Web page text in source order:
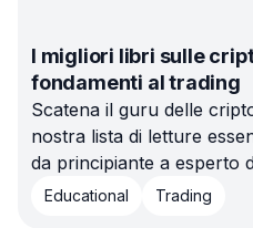
I migliori libri sulle
fondamenti al trading
Scatena il guru delle
nostra lista di letture
da principiante a esperto
Educational Trading